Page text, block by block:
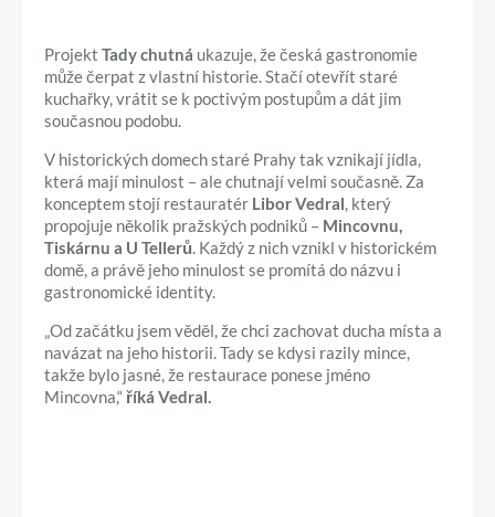
Projekt Tady chutná ukazuje, že česká gastronomie
může čerpat z vlastní historie. Stačí otevřít staré
kuchařky, vrátit se k poctivým postupům a dát jim
současnou podobu.
V historických domech staré Prahy tak vznikají jídla,
která mají minulost – ale chutnají velmi současně. Za
konceptem stojí restauratér Libor Vedral, který
propojuje několik pražských podniků – Mincovnu,
Tiskárnu a U Tellerů. Každý z nich vznikl v historickém
domě, a právě jeho minulost se promítá do názvu i
gastronomické identity.
„Od začátku jsem věděl, že chci zachovat ducha místa a
navázat na jeho historii. Tady se kdysi razily mince,
takže bylo jasné, že restaurace ponese jméno
Mincovna,“říká Vedral.